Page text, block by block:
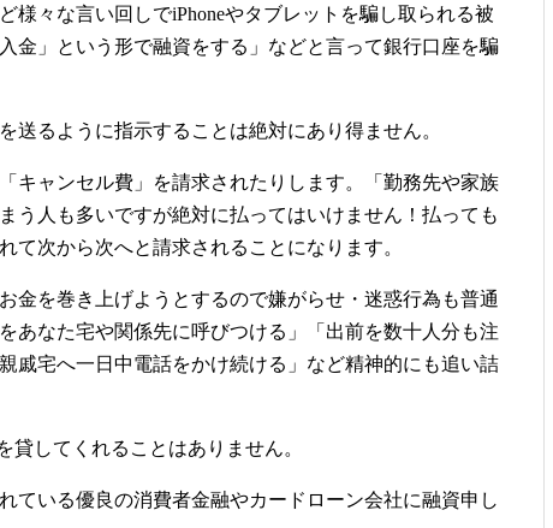
様々な言い回しでiPhoneやタブレットを騙し取られる被
金」という形で融資をする」などと言って銀行口座を騙
送るように指示することは絶対にあり得ません。
キャンセル費」を請求されたりします。「勤務先や家族
う人も多いですが絶対に払ってはいけません！払っても
て次から次へと請求されることになります。
金を巻き上げようとするので嫌がらせ・迷惑行為も普通
あなた宅や関係先に呼びつける」「出前を数十人分も注
戚宅へ一日中電話をかけ続ける」など精神的にも追い詰
貸してくれることはありません。
ている優良の消費者金融やカードローン会社に融資申し